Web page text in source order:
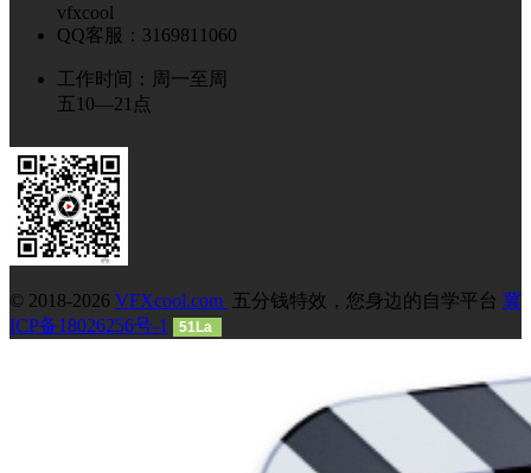
vfxcool
QQ客服：3169811060
工作时间：周一至周
五10—21点
© 2018-2026 VFXcool.com 五分钱特效，您身边的自学平台 冀
ICP备18026256号-1
51La